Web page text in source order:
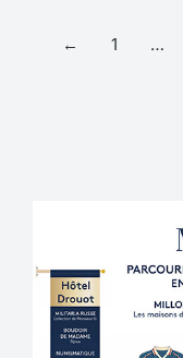
← 1 …